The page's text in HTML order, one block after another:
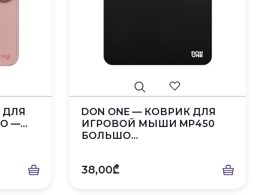
ДЛЯ
—...
DON ONE — КОВРИК ДЛЯ
ИГРОВОЙ МЫШИ MP450
БОЛЬШО...
38,00₾